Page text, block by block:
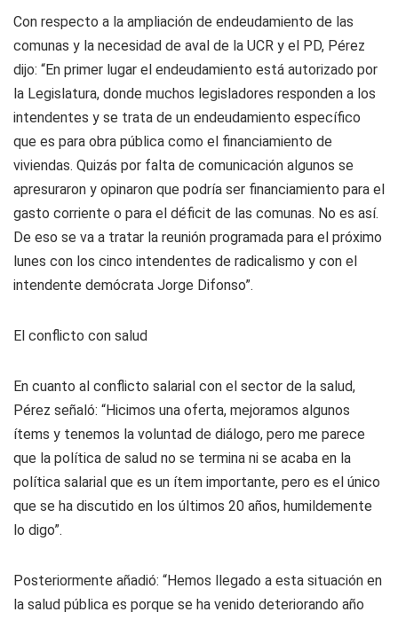
Con respecto a la ampliación de endeudamiento de las
comunas y la necesidad de aval de la UCR y el PD, Pérez
dijo: “En primer lugar el endeudamiento está autorizado por
la Legislatura, donde muchos legisladores responden a los
intendentes y se trata de un endeudamiento específico
que es para obra pública como el financiamiento de
viviendas. Quizás por falta de comunicación algunos se
apresuraron y opinaron que podría ser financiamiento para el
gasto corriente o para el déficit de las comunas. No es así.
De eso se va a tratar la reunión programada para el próximo
lunes con los cinco intendentes de radicalismo y con el
intendente demócrata Jorge Difonso”.
El conflicto con salud
En cuanto al conflicto salarial con el sector de la salud,
Pérez señaló: “Hicimos una oferta, mejoramos algunos
ítems y tenemos la voluntad de diálogo, pero me parece
que la política de salud no se termina ni se acaba en la
política salarial que es un ítem importante, pero es el único
que se ha discutido en los últimos 20 años, humildemente
lo digo”.
Posteriormente añadió: “Hemos llegado a esta situación en
la salud pública es porque se ha venido deteriorando año